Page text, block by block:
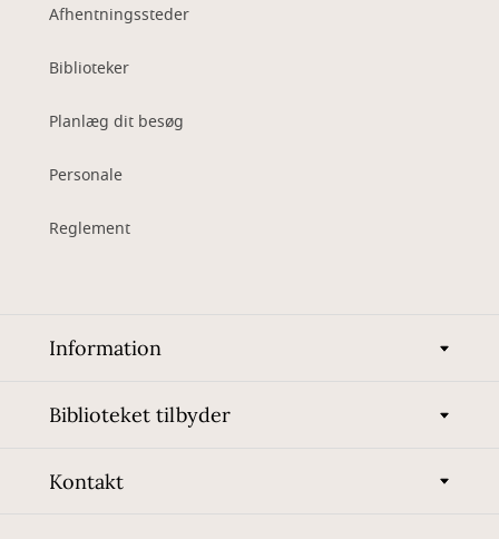
Afhentningssteder
Biblioteker
Planlæg dit besøg
Personale
Reglement
Information
Biblioteket tilbyder
Kontakt